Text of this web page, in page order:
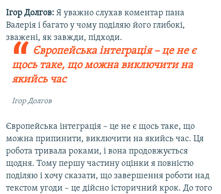
Ігор Долгов: Я уважно слухав коментар пана
Валерія і багато у чому поділяю його глибокі,
зважені, як завжди, підходи.
Європейська інтеграція – це не є
щось таке, що можна виключити на
якийсь час
Ігор Долгов
Європейська інтеграція – це не є щось таке, що
можна припинити, виключити на якийсь час. Ця
робота тривала роками, і вона продовжується
щодня. Тому першу частину оцінки я повністю
поділяю і хочу сказати, що завершення роботи над
текстом угоди – це дійсно історичний крок. До того